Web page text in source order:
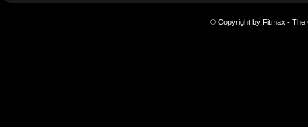
© Copyright by Fitmax - The